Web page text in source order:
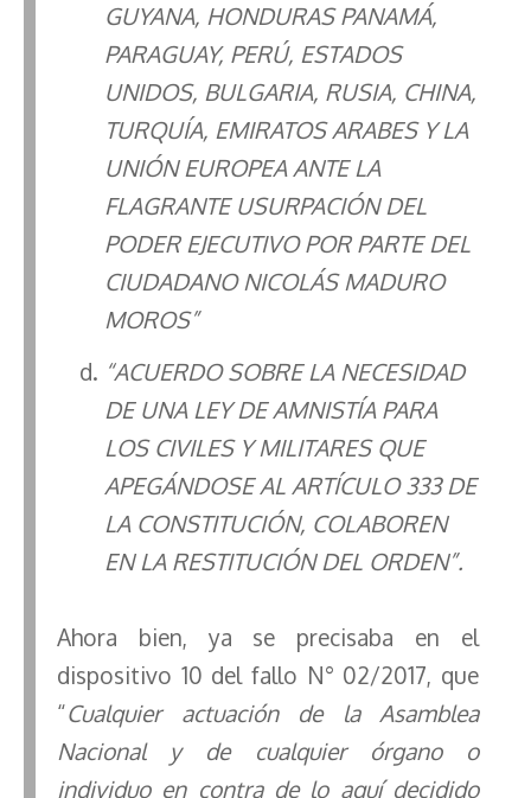
GUYANA, HONDURAS PANAMÁ,
PARAGUAY, PERÚ, ESTADOS
UNIDOS, BULGARIA, RUSIA, CHINA,
TURQUÍA, EMIRATOS ARABES Y LA
UNIÓN EUROPEA ANTE LA
FLAGRANTE USURPACIÓN DEL
PODER EJECUTIVO POR PARTE DEL
CIUDADANO NICOLÁS MADURO
MOROS”
“ACUERDO SOBRE LA NECESIDAD
DE UNA LEY DE AMNISTÍA PARA
LOS CIVILES Y MILITARES QUE
APEGÁNDOSE AL ARTÍCULO 333 DE
LA CONSTITUCIÓN, COLABOREN
EN LA RESTITUCIÓN DEL ORDEN”.
Ahora bien, ya se precisaba en el
dispositivo 10 del fallo N° 02/2017, que
“Cualquier actuación de la Asamblea
Nacional y de cualquier órgano o
individuo en contra de lo aquí decidido